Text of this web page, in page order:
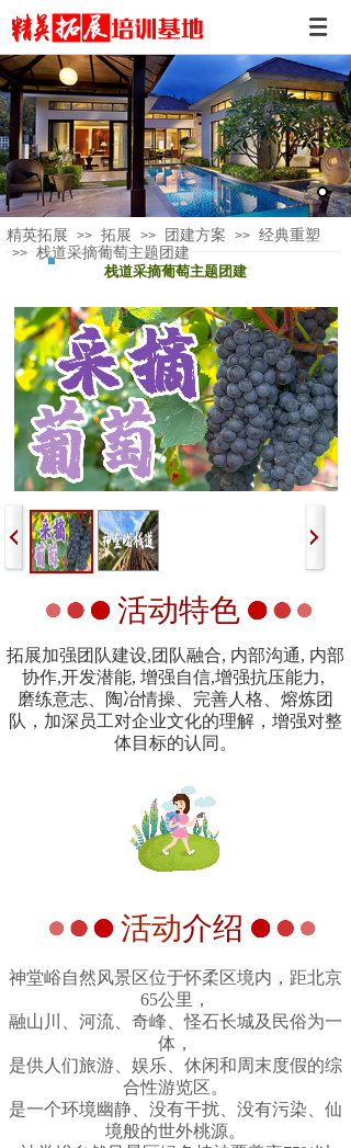
精英拓展 >> 拓展 >> 团建方案 >> 经典重塑
>> 栈道采摘葡萄主题团建
栈道采摘葡萄主题团建
活动特色
拓展加强团队建设,团队融合, 内部沟通, 内部
协作,开发潜能, 增强自信,增强抗压能力,
磨练意志、陶冶情操、完善人格、熔炼团
队，加深员工对企业文化的理解，增强对整
体目标的认同。
活动介绍
神堂峪自然风景区位于怀柔区境内，距北京
65公里，
融山川、河流、奇峰、怪石长城及民俗为一
体，
是供人们旅游、娱乐、休闲和周末度假的综
合性游览区。
是一个环境幽静、没有干扰、没有污染、仙
境般的世外桃源。